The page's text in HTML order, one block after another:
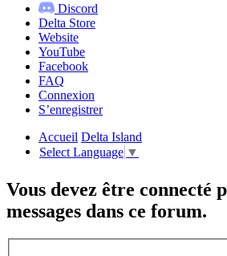
Discord
Delta Store
Website
YouTube
Facebook
FAQ
Connexion
S’enregistrer
Accueil Delta Island
Select Language ▼
Vous devez être connecté
messages dans ce forum.